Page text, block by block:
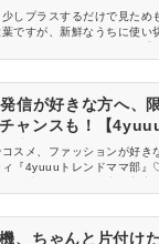
しプラスするだけで見ため
ですが、新鮮なうちに使い
紹介！大量の大葉も、新鮮
信が好きな方へ、
ャンスも！【
中
スメ、ファッションが好き
ィ『4yuuuトレンドママ部』
れる方を募集しています！
、ちゃんと片付け